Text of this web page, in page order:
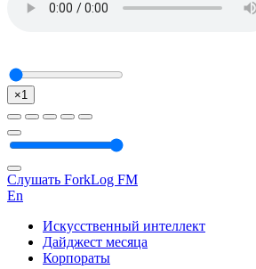
×1
Слушать ForkLog FM
En
Искусственный интеллект
Дайджест месяца
Корпораты